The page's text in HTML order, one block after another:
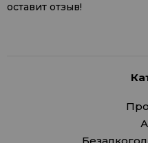
оставит отзыв!